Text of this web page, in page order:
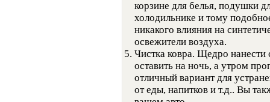
корзине для белья, подушки
холодильнике и тому
никакого влияния на
освежители воздуха.
Чистка ковра. Щедро нанести
оставить на ночь, а утром
отличный вариант для
от еды, напитков и т.д.. Вы